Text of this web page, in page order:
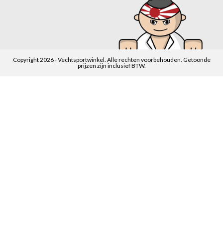
Copyright 2026 - Vechtsportwinkel. Alle rechten voorbehouden. Getoonde
prijzen zijn inclusief BTW.